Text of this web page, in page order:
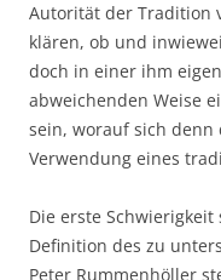
Autorität der Tradition
klären, ob und
doch in einer ihm
abweichenden Weise
sein, worauf sich denn
Verwendung eines
Die erste
Definition des zu
Peter Rummenhöller